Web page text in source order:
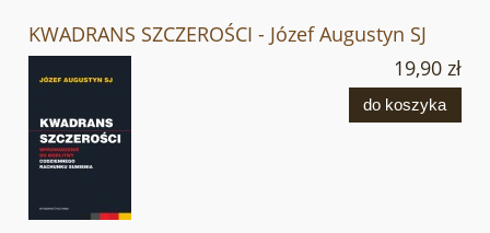
KWADRANS SZCZEROŚCI - Józef Augustyn SJ
19,90 zł
do koszyka